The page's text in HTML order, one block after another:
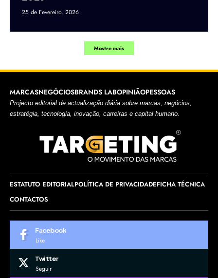
25 de Fevereiro, 2026
Mostre mais
MARCASNEGÓCIOSBRANDS LABOPINIÃOPESSOAS
Projecto editorial de actualização diária sobre marcas, negócios,
estratégia, tecnologia, inovação, carreiras e capital humano.
ESTATUTO EDITORIALPOLÍTICA DE PRIVACIDADEFICHA TÉCNICA
CONTACTOS
Facebook
Like
Twitter
Seguir